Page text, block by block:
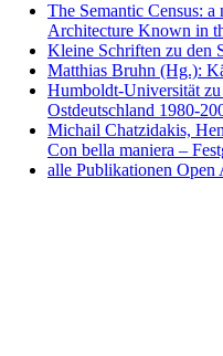
The Semantic Census:
Architecture Known in
Kleine Schriften zu den
Matthias Bruhn (Hg.):
Humboldt-Universität
Ostdeutschland 1980-
Michail Chatzidakis,
Con bella maniera –
alle Publikationen Open